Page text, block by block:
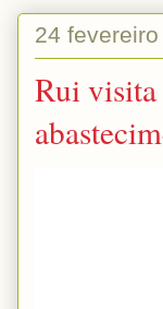
24
Rui visita